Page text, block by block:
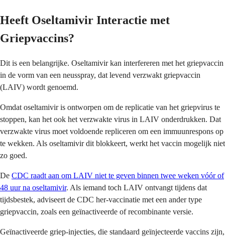
Heeft Oseltamivir Interactie met
Griepvaccins?
Dit is een belangrijke. Oseltamivir kan interfereren met het griepvaccin
in de vorm van een neusspray, dat levend verzwakt griepvaccin
(LAIV) wordt genoemd.
Omdat oseltamivir is ontworpen om de replicatie van het griepvirus te
stoppen, kan het ook het verzwakte virus in LAIV onderdrukken. Dat
verzwakte virus moet voldoende repliceren om een immuunrespons op
te wekken. Als oseltamivir dit blokkeert, werkt het vaccin mogelijk niet
zo goed.
De CDC raadt aan om LAIV niet te geven binnen twee weken vóór of
48 uur na oseltamivir. Als iemand toch LAIV ontvangt tijdens dat
tijdsbestek, adviseert de CDC her-vaccinatie met een ander type
griepvaccin, zoals een geïnactiveerde of recombinante versie.
Geïnactiveerde griep-injecties, die standaard geïnjecteerde vaccins zijn,